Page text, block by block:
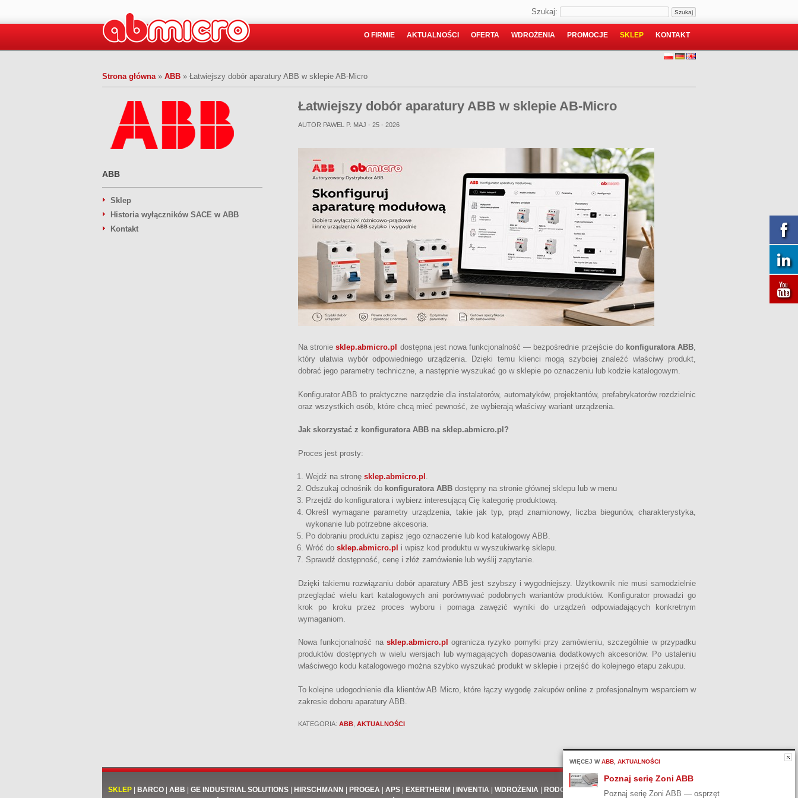
Szukaj:
O FIRMIE AKTUALNOŚCI OFERTA WDROŻENIA PROMOCJE SKLEP KONTAKT
Strona główna» ABB » Łatwiejszy dobór aparatury ABB w sklepie AB-Micro
Łatwiejszy dobór aparatury ABB w sklepie AB-Micro
AUTOR PAWEL P. MAJ - 25 - 2026
Na stroniesklep.abmicro.pl dostępna jest nowa funkcjonalność — bezpośrednie przejście do konfiguratora ABB,
który ułatwia wybór odpowiedniego urządzenia. Dzięki temu klienci mogą szybciej znaleźć właściwy produkt,
dobrać jego parametry techniczne, a następnie wyszukać go w sklepie po oznaczeniu lub kodzie katalogowym.
Konfigurator ABB to praktyczne narzędzie dla instalatorów, automatyków, projektantów, prefabrykatorów rozdzielnic
oraz wszystkich osób, które chcą mieć pewność, że wybierają właściwy wariant urządzenia.
Jak skorzystać z konfiguratora ABB na sklep.abmicro.pl?
Proces jest prosty:
Wejdź na stronę sklep.abmicro.pl .
Odszukaj odnośnik do konfiguratora ABB dostępny na stronie głównej sklepu lub w menu
Przejdź do konfiguratora i wybierz interesującą Cię kategorię produktową.
Określ wymagane parametry urządzenia, takie jak typ, prąd znamionowy, liczba biegunów, charakterystyka,
wykonanie lub potrzebne akcesoria.
Po dobraniu produktu zapisz jego oznaczenie lub kod katalogowy ABB.
Wróć do sklep.abmicro.pl i wpisz kod produktu w wyszukiwarkę sklepu.
Sprawdź dostępność, cenę i złóż zamówienie lub wyślij zapytanie.
Dzięki takiemu rozwiązaniu dobór aparatury ABB jest szybszy i wygodniejszy. Użytkownik nie musi samodzielnie
przeglądać wielu kart katalogowych ani porównywać podobnych wariantów produktów. Konfigurator prowadzi go
krok po kroku przez proces wyboru i pomaga zawęzić wyniki do urządzeń odpowiadających konkretnym
wymaganiom.
Nowa funkcjonalność na sklep.abmicro.pl ogranicza ryzyko pomyłki przy zamówieniu, szczególnie w przypadku
produktów dostępnych w wielu wersjach lub wymagających dopasowania dodatkowych akcesoriów. Po ustaleniu
właściwego kodu katalogowego można szybko wyszukać produkt w sklepie i przejść do kolejnego etapu zakupu.
To kolejne udogodnienie dla klientów AB Micro, które łączy wygodę zakupów online z profesjonalnym wsparciem w
zakresie doboru aparatury ABB.
KATEGORIA: ABB AKTUALNOŚCI
ABB
Sklep
Historia wyłączników SACE w ABB
Kontakt
SKLEP BARCO ABB GE INDUSTRIAL SOLUTIONS HIRSCHMANN PROGEA APS EXERTHERM INVENTIA WDROŻENIA
RODO
WIĘCEJ WABB AKTUALNOŚCI
Poznaj serię Zoni ABB
Poznaj serię Zoni ABB — osprzęt